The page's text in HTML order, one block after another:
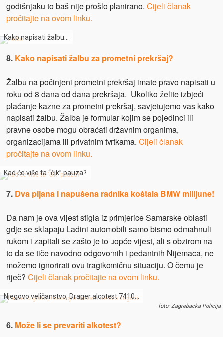
godišnjaku to baš nije prošlo planirano. Cijeli članak
pročitajte na ovom linku.
Kako napisati žalbu…
8. Kako napisati žalbu za prometni prekršaj?
Žalbu na počinjeni prometni prekršaj imate pravo napisati u
roku od 8 dana od dana prekršaja. Ukoliko želite izbjeći
plaćanje kazne za prometni prekršaj, savjetujemo vas kako
napisati žalbu. Žalba je formular kojim se pojedinci ili
pravne osobe mogu obraćati državnim organima,
organizacijama ili privatnim tvrtkama. Cijeli članak
pročitajte na ovom linku.
Kad će više ta “čik” pauza?
7. Dva pijana i napušena radnika koštala BMW milijune!
Da nam je ova vijest stigla iz primjerice Samarske oblasti
gdje se sklapaju Ladini automobili samo bismo odmahnuli
rukom i zapitali se zašto je to uopće vijest, ali s obzirom na
to da se tiče navodno odgovornih i pedantnih Nijemaca, ne
možemo ignorirati ovu tragikomičnu situaciju. O čemu je
riječ? Cijeli članak pročitajte na ovom linku.
Njegovo veličanstvo, Drager alcotest 7410…
foto: Zagrebacka Policija
6. Može li se prevariti alkotest?